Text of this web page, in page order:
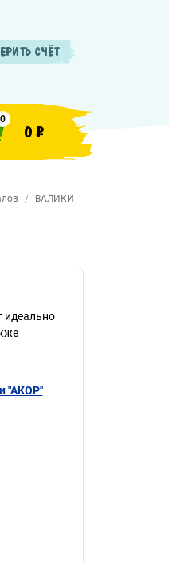
СЧЁТ
0
0 ₽
ВАЛИКИ
идеально
"АКОР"